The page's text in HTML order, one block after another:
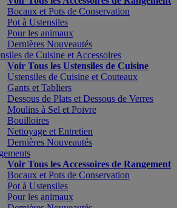
Bocaux et Pots de Conservation
Pot à Ustensiles
Pour les animaux
Dernières Nouveautés
de Cuisine et Accessoires
Voir Tous les Ustensiles de Cuisine
Ustensiles de Cuisine et Couteaux
Gants et Tabliers
Dessous de Plats et Dessous de Verres
Moulins à Sel et Poivre
Bouilloires
Nettoyage et Entretien
Dernières Nouveautés
Voir Tous les Accessoires de Rangement
Bocaux et Pots de Conservation
Pot à Ustensiles
Pour les animaux